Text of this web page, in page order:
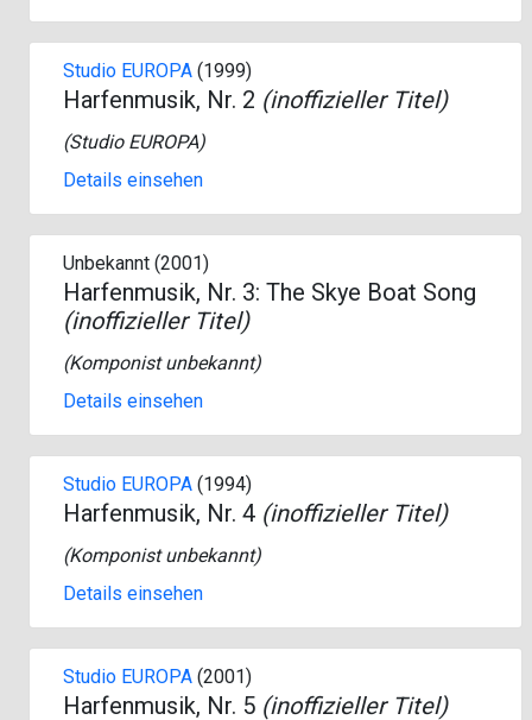
Studio EUROPA (1999)
Harfenmusik, Nr. 2 (inoffizieller Titel)
(Studio EUROPA)
Details einsehen
Unbekannt (2001)
Harfenmusik, Nr. 3: The Skye Boat Song
(inoffizieller Titel)
(Komponist unbekannt)
Details einsehen
Studio EUROPA (1994)
Harfenmusik, Nr. 4 (inoffizieller Titel)
(Komponist unbekannt)
Details einsehen
Studio EUROPA (2001)
Harfenmusik, Nr. 5 (inoffizieller Titel)